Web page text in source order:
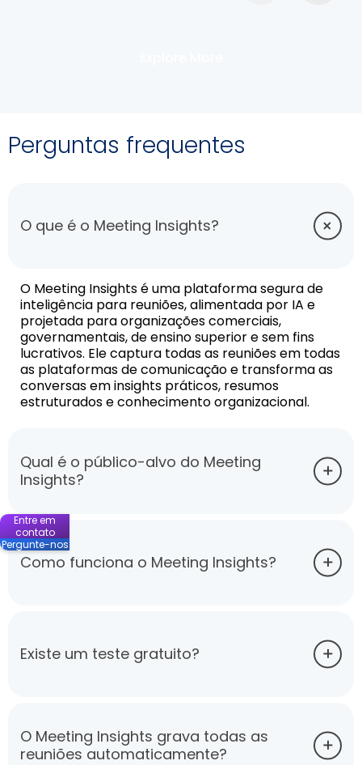
Perguntas frequentes
O que é o Meeting Insights?
O Meeting Insights é uma plataforma segura de
inteligência para reuniões, alimentada por IA e
projetada para organizações comerciais,
governamentais, de ensino superior e sem fins
lucrativos. Ele captura todas as reuniões em todas
as plataformas de comunicação e transforma as
conversas em insights práticos, resumos
estruturados e conhecimento organizacional.
Qual é o público-alvo do Meeting
Insights?
Como funciona o Meeting Insights?
Existe um teste gratuito?
O Meeting Insights grava todas as
reuniões automaticamente?
Entre em
contato
Pergunte-nos